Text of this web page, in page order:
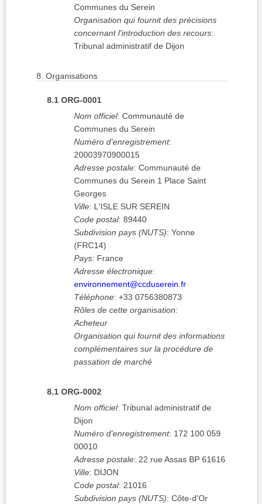
Communes du Serein
Organisation qui fournit des précisions
concernant l'introduction des recours:
Tribunal administratif de Dijon
8. Organisations
8.1 ORG-0001
Nom officiel: Communauté de
Communes du Serein
Numéro d'enregistrement:
20003970900015
Adresse postale: Communauté de
Communes du Serein 1 Place Saint
Georges
Ville: L'ISLE SUR SEREIN
Code postal: 89440
Subdivision pays (NUTS): Yonne
(FRC14)
Pays: France
Adresse électronique:
environnement@ccduserein.fr
Téléphone: +33 0756380873
Rôles de cette organisation:
Acheteur
Organisation qui fournit des informations
complémentaires sur la procédure de
passation de marché
8.1 ORG-0002
Nom officiel: Tribunal administratif de
Dijon
Numéro d'enregistrement: 172 100 059
00010
Adresse postale: 22 rue Assas BP 61616
Ville: DIJON
Code postal: 21016
Subdivision pays (NUTS): Côte-d'Or